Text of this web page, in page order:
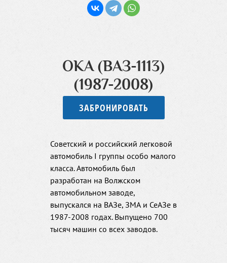
ОКА (ВАЗ-1113)
(1987-2008)
ЗАБРОНИРОВАТЬ
Советский и российский легковой
автомобиль I группы особо малого
класса. Автомобиль был
разработан на Волжском
автомобильном заводе,
выпускался на ВАЗе, ЗМА и СеАЗе в
1987-2008 годах. Выпущено 700
тысяч машин со всех заводов.